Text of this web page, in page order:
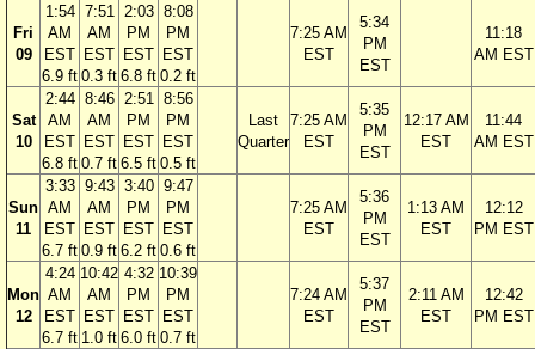
Fri
09
1:54
AM
EST
6.9 ft
7:51
AM
EST
0.3 ft
2:03
PM
EST
6.8 ft
8:08
PM
EST
0.2 ft
7:25 AM
EST
5:34
PM
EST
11:18
AM EST
Sat
10
2:44
AM
EST
6.8 ft
8:46
AM
EST
0.7 ft
2:51
PM
EST
6.5 ft
8:56
PM
EST
0.5 ft
Last
Quarter
7:25 AM
EST
5:35
PM
EST
12:17 AM
EST
11:44
AM EST
Sun
11
3:33
AM
EST
6.7 ft
9:43
AM
EST
0.9 ft
3:40
PM
EST
6.2 ft
9:47
PM
EST
0.6 ft
7:25 AM
EST
5:36
PM
EST
1:13 AM
EST
12:12
PM EST
Mon
12
4:24
AM
EST
6.7 ft
10:42
AM
EST
1.0 ft
4:32
PM
EST
6.0 ft
10:39
PM
EST
0.7 ft
7:24 AM
EST
5:37
PM
EST
2:11 AM
EST
12:42
PM EST